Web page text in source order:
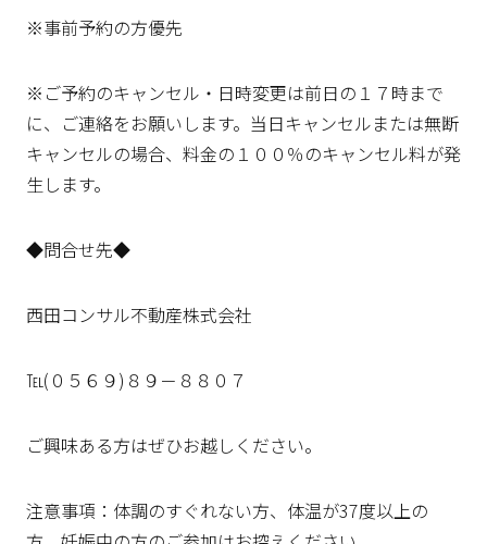
※事前予約の方優先
※ご予約のキャンセル・日時変更は前日の１７時まで
に、ご連絡をお願いします。当日キャンセルまたは無断
キャンセルの場合、料金の１００％のキャンセル料が発
生します。
◆問合せ先◆
西田コンサル不動産株式会社
℡(０５６９)８９－８８０７
ご興味ある方はぜひお越しください。
注意事項：体調のすぐれない方、体温が37度以上の